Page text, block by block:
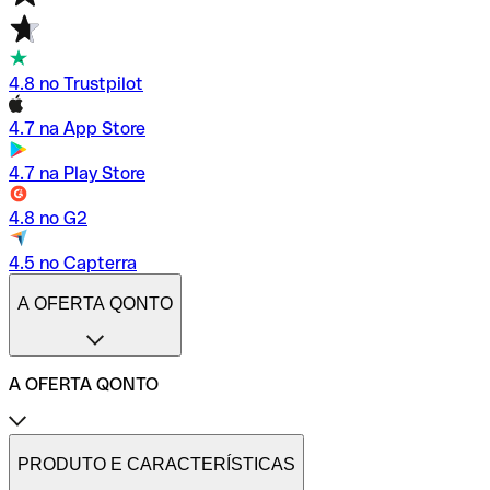
4.8 no Trustpilot
4.7 na App Store
4.7 na Play Store
4.8 no G2
4.5 no Capterra
A OFERTA QONTO
A OFERTA QONTO
Tarifas
Conta profissional online
PRODUTO E CARACTERÍSTICAS